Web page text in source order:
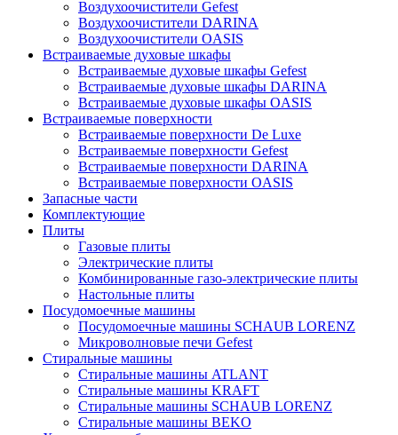
Воздухоочистители Gefest
Воздухоочистители DARINA
Воздухоочистители OASIS
Встраиваемые духовые шкафы
Встраиваемые духовые шкафы Gefest
Встраиваемые духовые шкафы DARINA
Встраиваемые духовые шкафы OASIS
Встраиваемые поверхности
Встраиваемые поверхности De Luxe
Встраиваемые поверхности Gefest
Встраиваемые поверхности DARINA
Встраиваемые поверхности OASIS
Запасные части
Комплектующие
Плиты
Газовые плиты
Электрические плиты
Комбинированные газо-электрические плиты
Настольные плиты
Посудомоечные машины
Посудомоечные машины SCHAUB LORENZ
Микроволновые печи Gefest
Стиральные машины
Стиральные машины ATLANT
Стиральные машины KRAFT
Стиральные машины SCHAUB LORENZ
Стиральные машины BEKO